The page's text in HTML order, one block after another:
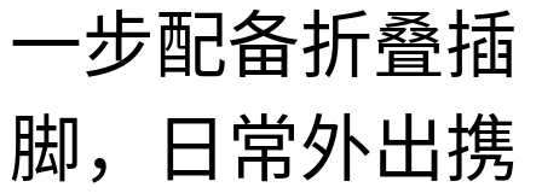
一步配备折叠插
脚，日常外出携